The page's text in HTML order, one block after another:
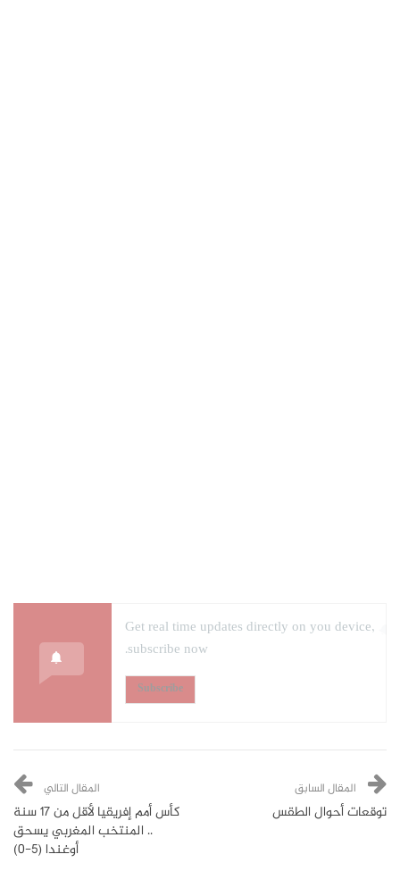
Get real time updates directly on you device,
subscribe now.
Subscribe
المقال السابق
توقعات أحوال الطقس
المقال التالي
كأس أمم إفريقيا لأقل من 17 سنة
.. المنتخب المغربي يسحق
أوغندا (5-0)